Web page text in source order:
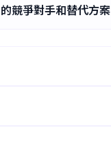
競爭對手和替代方案